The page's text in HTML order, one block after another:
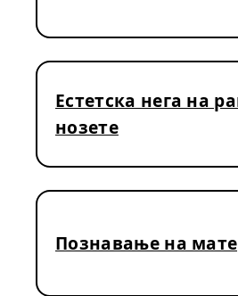
Естетска нега на
нозете
Познавање на